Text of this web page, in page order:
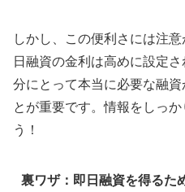
しかし、この便利さには注
日融資の金利は高めに設定
分にとって本当に必要な融
とが重要です。情報をしっ
う！
裏ワザ：即日融資を得るた